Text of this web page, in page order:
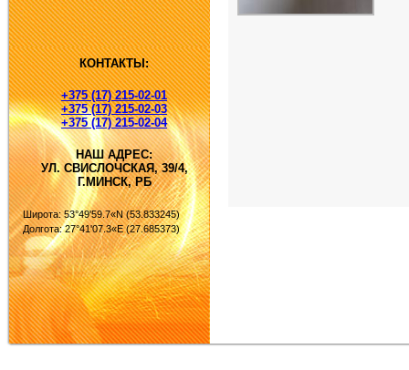
КОНТАКТЫ:
+375 (17) 215-02-01
+375 (17) 215-02-03
+375 (17) 215-02-04
НАШ АДРЕС:
УЛ. СВИСЛОЧСКАЯ, 39/4,
Г.МИНСК, РБ
Широта: 53°49'59.7«N (53.833245)
Долгота: 27°41'07.3«E (27.685373)